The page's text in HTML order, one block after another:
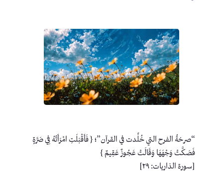
“صرخةُ الفرح التي خُلِّدت في القرآن”؛ { فَأَقْبَلَتِ امْرَأَتُهُ فِي صَرَّةٍ
فَصَكَّتْ وَجْهَهَا وَقَالَتْ عَجُوزٌ عَقِيمٌ }
[سورة الذاريات: ٢٩]